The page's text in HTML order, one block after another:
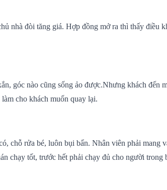
nhà đòi tăng giá. Hợp đồng mở ra thì thấy điều
góc nào cũng sống ảo được.Nhưng khách
cho khách muốn quay lại.
chỗ rửa bé, luôn bụi bẩn. Nhân viên phải mang
chạy tốt, trước hết phải chạy đủ cho người trong